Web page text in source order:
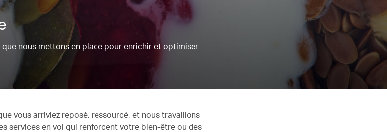
nous mettons en place pour enrichir et optimiser
vous arriviez reposé, ressourcé, et nous travaillons
services en vol qui renforcent votre bien-être ou des